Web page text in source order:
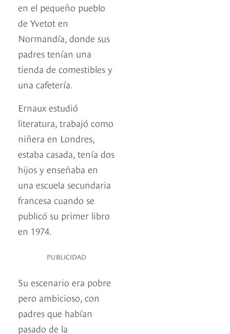
en el pequeño pueblo
de Yvetot en
Normandía, donde sus
padres tenían una
tienda de comestibles y
una cafetería.
Ernaux estudió
literatura, trabajó como
niñera en Londres,
estaba casada, tenía dos
hijos y enseñaba en
una escuela secundaria
francesa cuando se
publicó su primer libro
en 1974.
PUBLICIDAD
Su escenario era pobre
pero ambicioso, con
padres que habían
pasado de la